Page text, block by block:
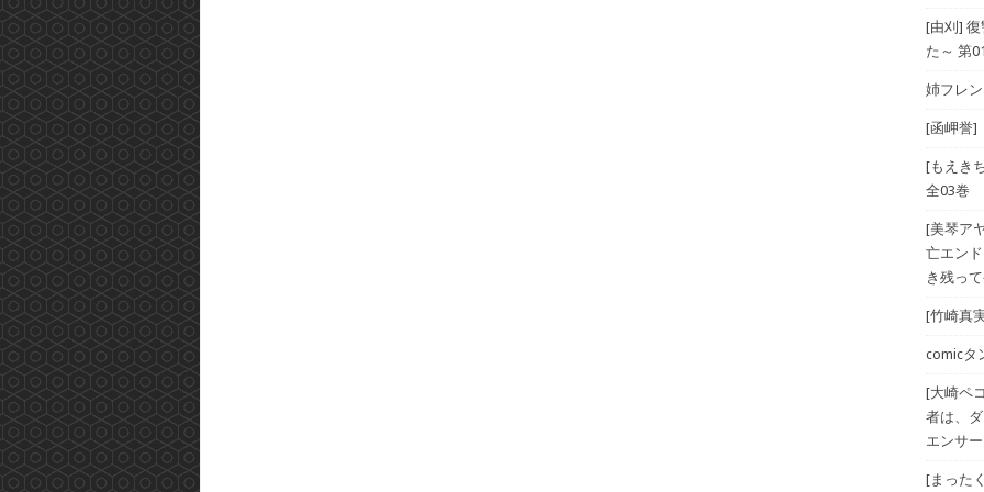
[由刈]
た～ 第
姉フレ
[函岬誉]
[もえき
全03巻
[美琴ア
亡エン
き残っ
[竹崎真
comicタ
[大崎ペ
者は、
エンサ
[まった